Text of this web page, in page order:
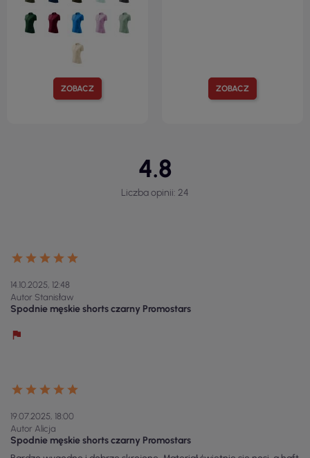
ZOBACZ ZOBACZ
4.8
Liczba opinii: 24
14.10.2025, 12:48
Autor Stanisław
Spodnie męskie shorts czarny Promostars
19.07.2025, 18:00
Autor Alicja
Spodnie męskie shorts czarny Promostars